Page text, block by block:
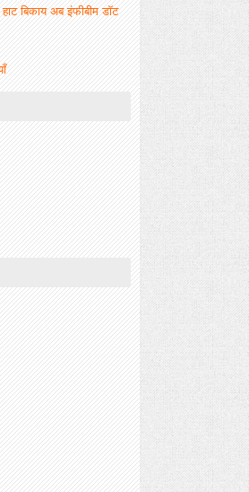
बिकाय अब इंफीबीम डॉट